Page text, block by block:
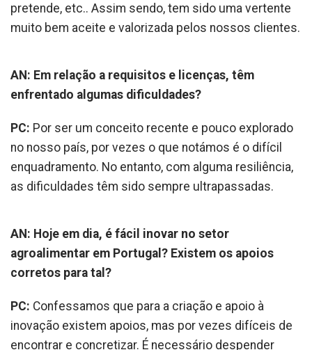
pretende, etc.. Assim sendo, tem sido uma vertente
muito bem aceite e valorizada pelos nossos clientes.
AN: Em relação a requisitos e licenças, têm
enfrentado algumas dificuldades?
PC: Por ser um conceito recente e pouco explorado
no nosso país, por vezes o que notámos é o difícil
enquadramento. No entanto, com alguma resiliência,
as dificuldades têm sido sempre ultrapassadas.
AN: Hoje em dia, é fácil inovar no setor
agroalimentar em Portugal? Existem os apoios
corretos para tal?
PC: Confessamos que para a criação e apoio à
inovação existem apoios, mas por vezes difíceis de
encontrar e concretizar. É necessário despender